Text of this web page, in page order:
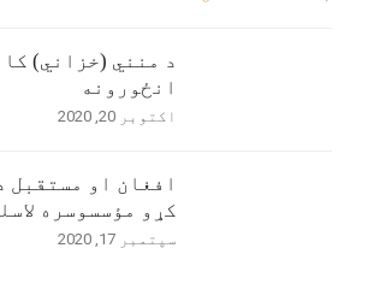
د منني (خزاني)
انځورونه
اکتوبر 20, 2020
افغان او مستقبل
کړو مؤسسوسره
سپتمبر 17, 2020